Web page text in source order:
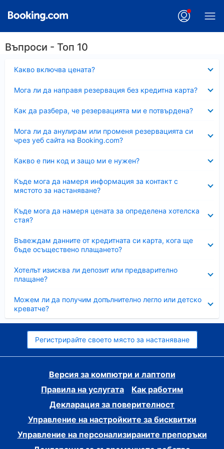
Въпроси - Топ 10
Какво включва цената?
Мога ли да направя резервация без кредитна карта?
Как да разбера, че резервацията ми е потвърдена?
Мога ли да анулирам или променя резервацията си
чрез уеб сайта на Booking.com?
Какво е пин код и защо ми е нужен?
Къде мога да намеря информация за контакт с
мястото за настаняване?
Къде мога да намеря цената за определена хотелска
стая?
Въвеждам данните от кредитната си карта, кога ще
бъде осъществено плащането?
Хотелът изисква ли депозит или предварително
плащане?
Можем ли да получим допълнително легло или детско
креватче?
Регистрирайте своето място за настаняване
Версия за компютри и лаптопи
Правила на услугата
Как работим
Декларация за поверителност
Управление на настройките за бисквитки
Управление на персонализираните препоръки